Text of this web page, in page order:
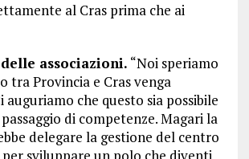
al Cras prima che ai
associazioni. “Noi speriamo
tra Provincia e Cras venga
auguriamo che questo sia possibile
di competenze. Magari la
delegare la gestione del centro
sviluppare un polo che diventi